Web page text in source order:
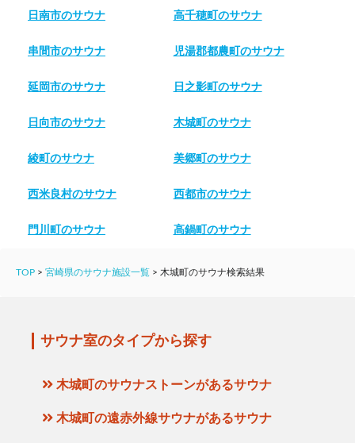
日南市のサウナ 高千穂町のサウナ
串間市のサウナ 児湯郡都農町のサウナ
延岡市のサウナ 日之影町のサウナ
日向市のサウナ 木城町のサウナ
綾町のサウナ 美郷町のサウナ
西米良村のサウナ 西都市のサウナ
門川町のサウナ 高鍋町のサウナ
TOP > 宮崎県のサウナ施設一覧 > 木城町のサウナ検索結果
サウナ室のタイプから探す
木城町のサウナストーンがあるサウナ
木城町の遠赤外線サウナがあるサウナ